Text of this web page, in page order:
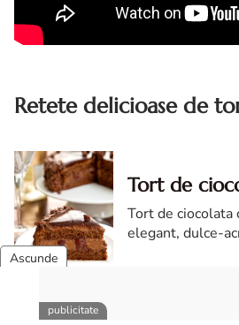
Retete delicioase de
Tort de
Tort de
elegant, dulce-